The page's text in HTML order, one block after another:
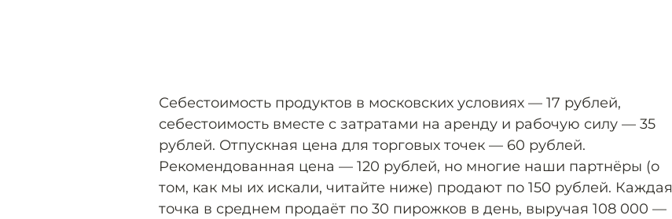
Себестоимость продуктов в московских условиях — 17 рублей,
себестоимость вместе с затратами на аренду и рабочую силу — 35
рублей. Отпускная цена для торговых точек — 60 рублей.
Рекомендованная цена — 120 рублей, но многие наши партнёры (о
том, как мы их искали, читайте ниже) продают по 150 рублей. Каждая
точка в среднем продаёт по 30 пирожков в день, выручая 108 000 —